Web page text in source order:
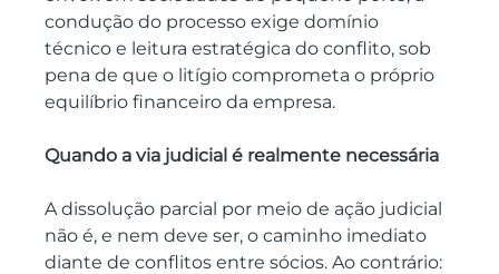
condução do processo exige domínio
técnico e leitura estratégica do conflito, sob
pena de que o litígio comprometa o próprio
equilíbrio financeiro da empresa.
Quando a via judicial é realmente necessária
A dissolução parcial por meio de ação judicial
não é, e nem deve ser, o caminho imediato
diante de conflitos entre sócios. Ao contrário: